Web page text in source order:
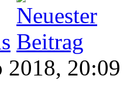
2018, 20:09